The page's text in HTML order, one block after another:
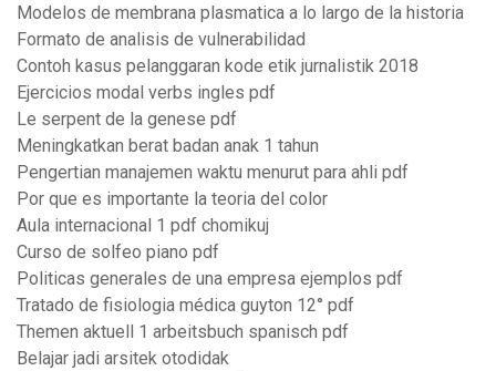
Modelos de membrana plasmatica a lo largo de la historia
Formato de analisis de vulnerabilidad
Contoh kasus pelanggaran kode etik jurnalistik 2018
Ejercicios modal verbs ingles pdf
Le serpent de la genese pdf
Meningkatkan berat badan anak 1 tahun
Pengertian manajemen waktu menurut para ahli pdf
Por que es importante la teoria del color
Aula internacional 1 pdf chomikuj
Curso de solfeo piano pdf
Politicas generales de una empresa ejemplos pdf
Tratado de fisiologia médica guyton 12° pdf
Themen aktuell 1 arbeitsbuch spanisch pdf
Belajar jadi arsitek otodidak